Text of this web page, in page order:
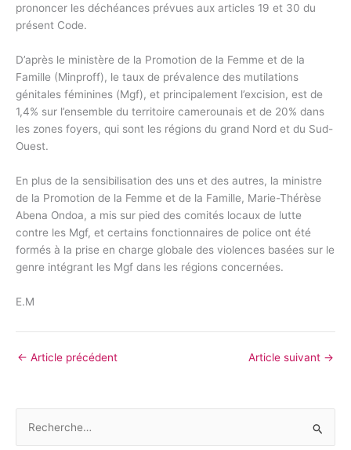
prononcer les déchéances prévues aux articles 19 et 30 du
présent Code.
D’après le ministère de la Promotion de la Femme et de la
Famille (Minproff), le taux de prévalence des mutilations
génitales féminines (Mgf), et principalement l’excision, est de
1,4% sur l’ensemble du territoire camerounais et de 20% dans
les zones foyers, qui sont les régions du grand Nord et du Sud-
Ouest.
En plus de la sensibilisation des uns et des autres, la ministre
de la Promotion de la Femme et de la Famille, Marie-Thérèse
Abena Ondoa, a mis sur pied des comités locaux de lutte
contre les Mgf, et certains fonctionnaires de police ont été
formés à la prise en charge globale des violences basées sur le
genre intégrant les Mgf dans les régions concernées.
E.M
← Article précédent Article suivant →